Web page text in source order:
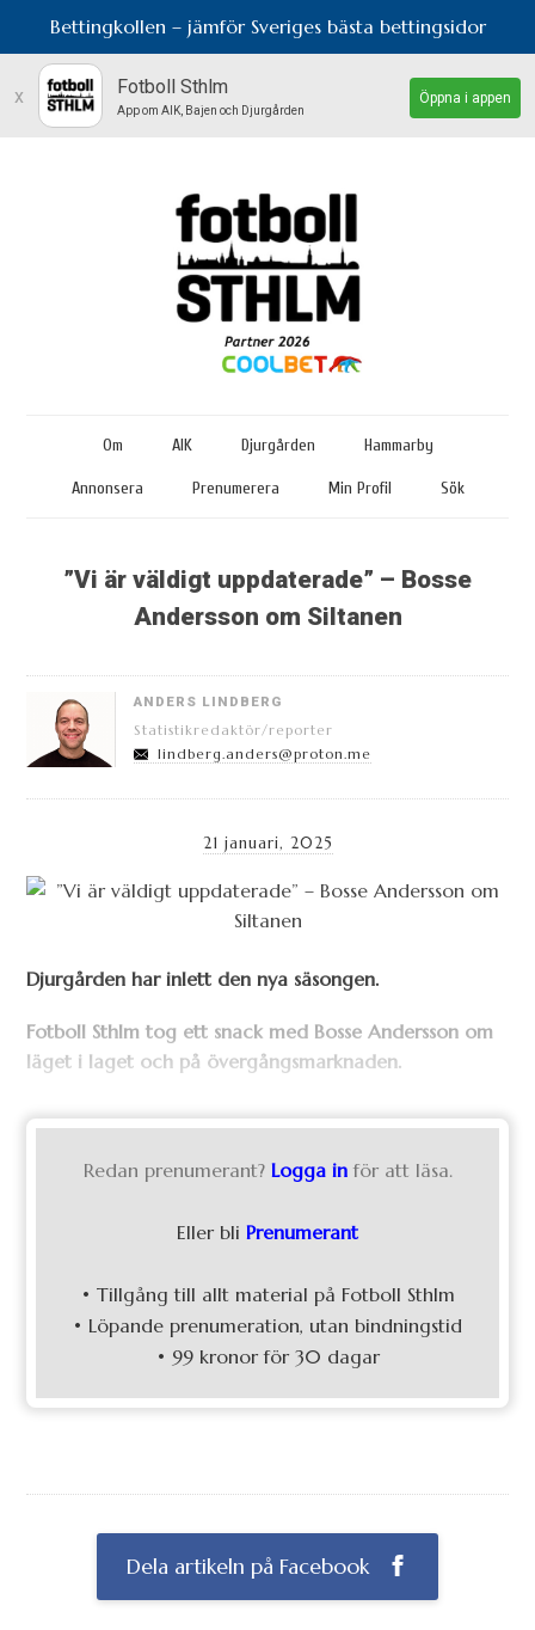
Bettingkollen – jämför Sveriges bästa bettingsidor
x Fotboll Sthlm
App om AIK, Bajen och Djurgården
Öppna i appen
Om AIK Djurgården Hammarby
Annonsera Prenumerera Min Profil Sök
”Vi är väldigt uppdaterade” – Bosse
Andersson om Siltanen
ANDERS LINDBERG
Statistikredaktör/reporter
lindberg.anders@proton.me
21 januari, 2025
Djurgården har inlett den nya säsongen.
Fotboll Sthlm tog ett snack med Bosse Andersson om
läget i laget och på övergångsmarknaden.
Redan prenumerant? Logga in för att läsa.
Eller bli Prenumerant
• Tillgång till allt material på Fotboll Sthlm
• Löpande prenumeration, utan bindningstid
• 99 kronor för 30 dagar
Dela artikeln på Facebook